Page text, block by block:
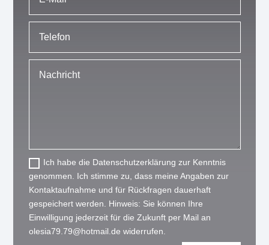
Ich habe die Datenschutzerklärung zur Kenntnis
genommen. Ich stimme zu, dass meine Angaben zur
Kontaktaufnahme und für Rückfragen dauerhaft
gespeichert werden. Hinweis: Sie können Ihre
Einwilligung jederzeit für die Zukunft per Mail an
olesia79.79@hotmail.de widerrufen.